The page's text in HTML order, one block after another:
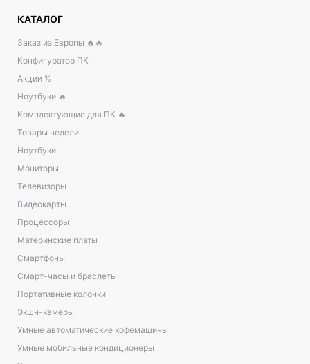
КАТАЛОГ
Заказ из Европы 🔥🔥
Конфигуратор ПК
Акции %
Ноутбуки 🔥
Комплектующие для ПК 🔥
Товары недели
Ноутбуки
Мониторы
Телевизоры
Видеокарты
Процессоры
Материнские платы
Смартфоны
Смарт-часы и браслеты
Портативные колонки
Экшн-камеры
Умные автоматические кофемашины
Умные мобильные кондиционеры